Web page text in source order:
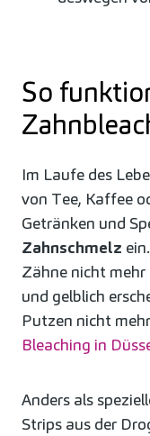
So
Im Laufe des
von Tee, Kaffee
Getränken und
Zahnschmelz
Zähne nicht
und gelblich
Putzen nicht
Bleaching in
Anders als
Strips aus der